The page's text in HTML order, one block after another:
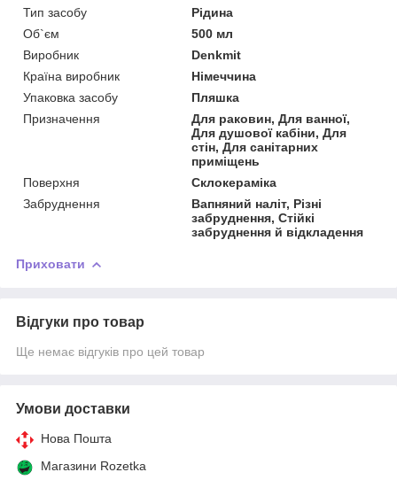
Тип засобу
Рідина
Об`єм
500 мл
Виробник
Denkmit
Країна виробник
Німеччина
Упаковка засобу
Пляшка
Призначення
Для раковин, Для ванної,
Для душової кабіни, Для
стін, Для санітарних
приміщень
Поверхня
Склокераміка
Забруднення
Вапняний наліт, Різні
забруднення, Стійкі
забруднення й відкладення
Приховати
Відгуки про товар
Ще немає відгуків про цей товар
Умови доставки
Нова Пошта
Магазини Rozetka